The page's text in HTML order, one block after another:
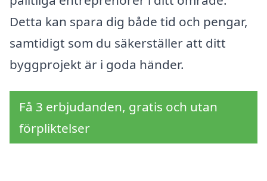
Detta kan spara dig både tid och pengar,
samtidigt som du säkerställer att ditt
byggprojekt är i goda händer.
Få 3 erbjudanden, gratis och utan
förpliktelser